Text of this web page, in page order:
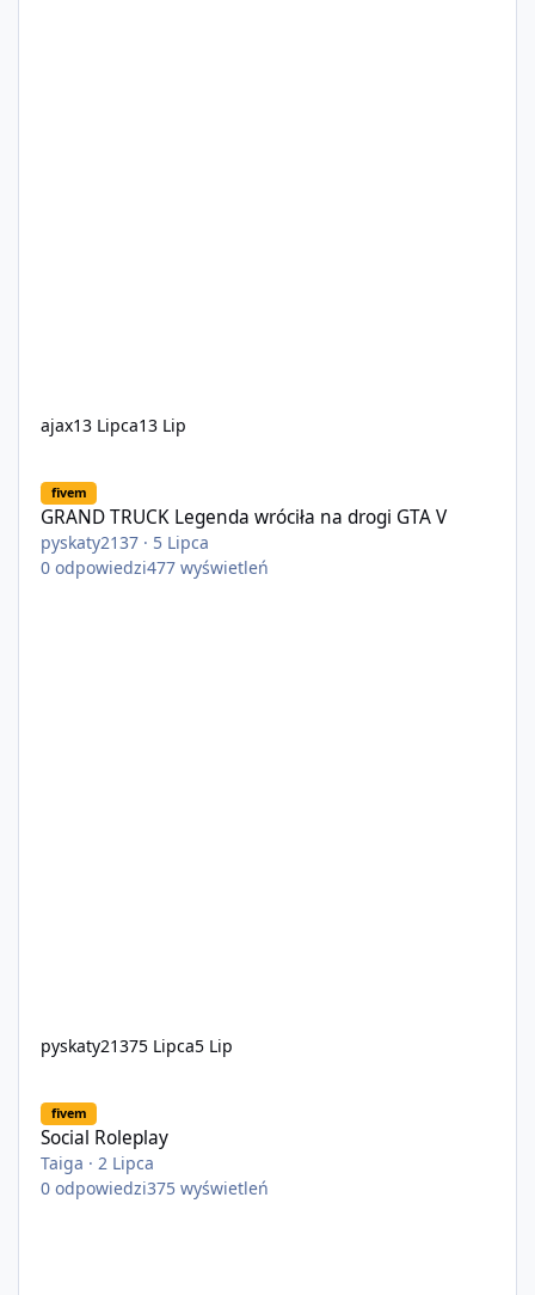
ajax13 Lipca13 Lip
fivem
GRAND TRUCK Legenda wróciła na drogi GTA V
pyskaty2137 · 5 Lipca
0 odpowiedzi477 wyświetleń
pyskaty21375 Lipca5 Lip
fivem
Social Roleplay
Taiga · 2 Lipca
0 odpowiedzi375 wyświetleń